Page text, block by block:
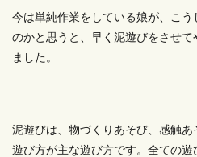
今は単純作業をしている娘が、こ
のかと思うと、早く泥遊びをさせ
ました。
泥遊びは、物づくりあそび、感触
遊び方が主な遊び方です。全ての遊